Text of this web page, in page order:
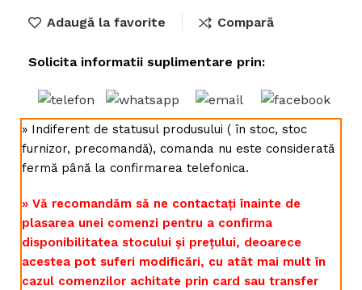
Adaugă la favorite Compară
Solicita informatii suplimentare prin:
» Indiferent de statusul produsului ( în stoc, stoc
furnizor, precomandă), comanda nu este considerată
fermă până la confirmarea telefonica.
» Vă recomandăm să ne contactați înainte de
plasarea unei comenzi pentru a confirma
disponibilitatea stocului și prețului, deoarece
acestea pot suferi modificări, cu atât mai mult în
cazul comenzilor achitate prin card sau transfer